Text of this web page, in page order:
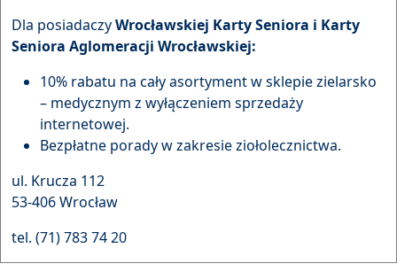
Dla posiadaczyWrocławskiej Karty Seniora i Karty
Seniora Aglomeracji Wrocławskiej:
10% rabatu na cały asortyment w sklepie zielarsko
– medycznym z wyłączeniem sprzedaży
internetowej.
Bezpłatne porady w zakresie ziołolecznictwa.
ul. Krucza 112
53-406 Wrocław
tel. (71) 783 74 20